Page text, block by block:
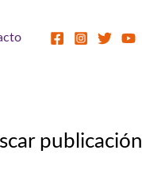
publicación